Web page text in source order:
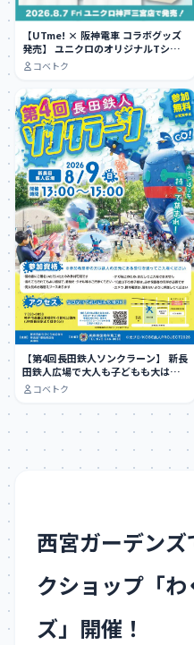
【UTme! × 阪神電車 コラボグッズ
発売】 ユニクロのオリジナルTシャ
ツ作…
コベトク
【第4回長田鉄人ソンクラーン】 新長
田鉄人広場で大人も子どもも大はし
ゃぎできる…
コベトク
西宮ガーデン
クショップ「
ズ」開催！